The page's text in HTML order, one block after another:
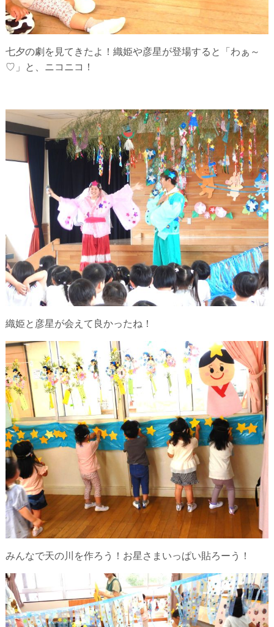
七夕の劇を見てきたよ！織姫や彦星が登場すると「わぁ～
♡」と、ニコニコ！
織姫と彦星が会えて良かったね！
みんなで天の川を作ろう！お星さまいっぱい貼ろーう！